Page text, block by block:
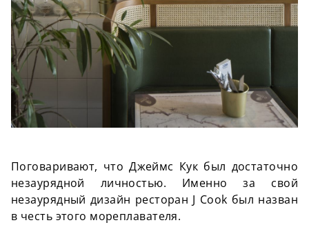
Поговаривают, что Джеймс Кук был достаточно
незаурядной личностью. Именно за свой
незаурядный дизайн ресторан J Cook был назван
в честь этого мореплавателя.